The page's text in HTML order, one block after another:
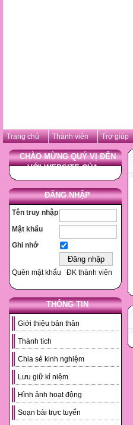
Trang chủ Thành viên Trợ giúp
CHÀO MỪNG QUÝ VỊ ĐẾN
VỚI WEBSITE CỦA ...
ĐĂNG NHẬP
Tên truy nhập
Mật khẩu
Ghi nhớ
Quên mật khẩu ĐK thành viên
THÔNG TIN
Giới thiệu bản thân
Thành tích
Chia sẻ kinh nghiệm
Lưu giữ kỉ niệm
Hình ảnh hoạt động
Soạn bài trực tuyến